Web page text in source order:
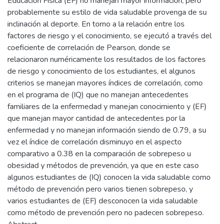
probablemente su estilo de vida saludable provenga de su
inclinación al deporte. En torno a la relación entre los
factores de riesgo y el conocimiento, se ejecutó a través del
coeficiente de correlación de Pearson, donde se
relacionaron numéricamente los resultados de los factores
de riesgo y conocimiento de los estudiantes, el algunos
criterios se manejan mayores índices de correlación, como
en el programa de (IQ) que no manejan antecedentes
familiares de la enfermedad y manejan conocimiento y (EF)
que manejan mayor cantidad de antecedentes por la
enfermedad y no manejan información siendo de 0.79, a su
vez el índice de correlación disminuyo en el aspecto
comparativo a 0.38 en la comparación de sobrepeso u
obesidad y métodos de prevención, ya que en este caso
algunos estudiantes de (IQ) conocen la vida saludable como
método de prevención pero varios tienen sobrepeso, y
varios estudiantes de (EF) desconocen la vida saludable
como método de prevención pero no padecen sobrepeso.